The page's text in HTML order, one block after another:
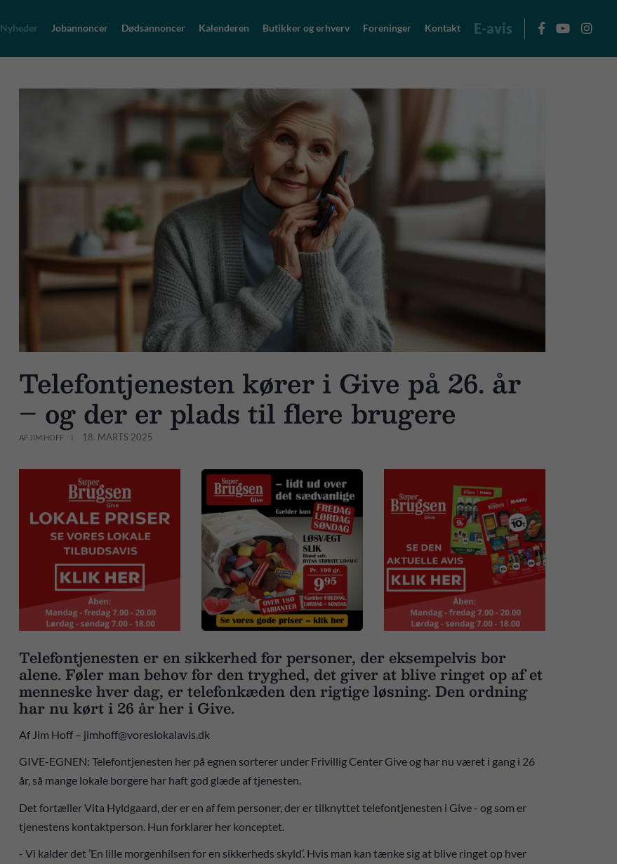
Nyheder Jobannoncer Dødsannoncer Kalenderen Butikker og erhverv Foreninger Kontakt E-avis
Telefontjenesten kører i Give på 26. år
– og der er plads til flere brugere
AF JIM HOFF 18. MARTS 2025
Telefontjenesten er en sikkerhed for personer, der eksempelvis bor
alene. Føler man behov for den tryghed, det giver at blive ringet op af et
menneske hver dag, er telefonkæden den rigtige løsning. Den ordning
har nu kørt i 26 år her i Give.
Af Jim Hoff – jimhoff@voreslokalavis.dk
GIVE-EGNEN: Telefontjenesten her på egnen sorterer under Frivillig Center Give og har nu været i gang i 26
år, så mange lokale borgere har haft god glæde af tjenesten.
Det fortæller Vita Hyldgaard, der er en af fem personer, der er tilknyttet telefontjenesten i Give - og som er
tjenestens kontaktperson. Hun forklarer her konceptet.
- Vi kalder det ’En lille morgenhilsen for en sikkerheds skyld’. Hvis man kan tænke sig at blive ringet op hver